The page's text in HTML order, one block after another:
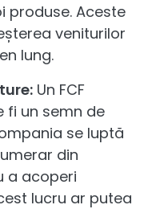
produse. Aceste
veniturilor
lung.
Un FCF
fi un semn de
se luptă
din
a acoperi
lucru ar putea